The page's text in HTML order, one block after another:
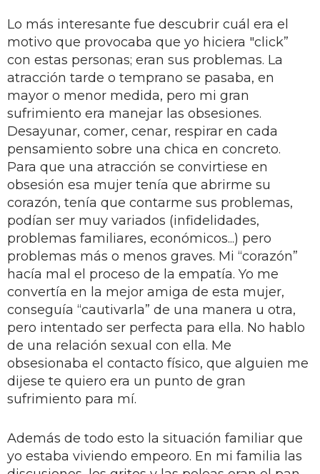
Lo más interesante fue descubrir cuál era el
motivo que provocaba que yo hiciera "click”
con estas personas; eran sus problemas. La
atracción tarde o temprano se pasaba, en
mayor o menor medida, pero mi gran
sufrimiento era manejar las obsesiones.
Desayunar, comer, cenar, respirar en cada
pensamiento sobre una chica en concreto.
Para que una atracción se convirtiese en
obsesión esa mujer tenía que abrirme su
corazón, tenía que contarme sus problemas,
podían ser muy variados (infidelidades,
problemas familiares, económicos...) pero
problemas más o menos graves. Mi “corazón”
hacía mal el proceso de la empatía. Yo me
convertía en la mejor amiga de esta mujer,
conseguía “cautivarla” de una manera u otra,
pero intentado ser perfecta para ella. No hablo
de una relación sexual con ella. Me
obsesionaba el contacto físico, que alguien me
dijese te quiero era un punto de gran
sufrimiento para mí.
Además de todo esto la situación familiar que
yo estaba viviendo empeoro. En mi familia las